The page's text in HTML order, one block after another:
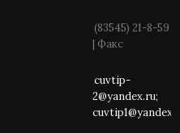
(83545) 21-8-59
| Факс
cuvtip-
2@yandex.ru;
cuvtip1@yandex.ru